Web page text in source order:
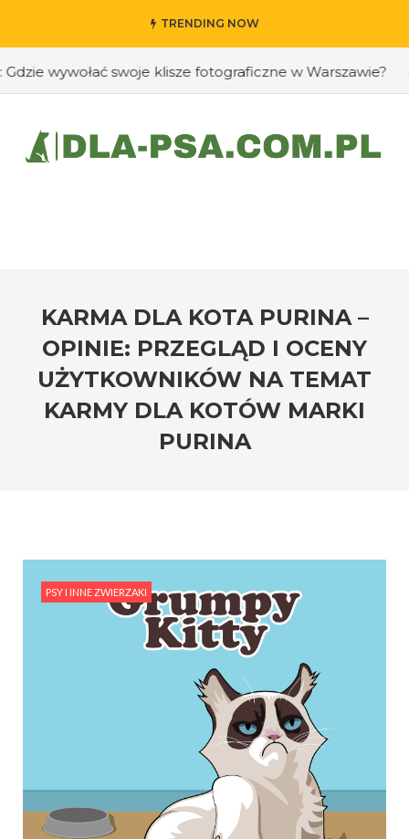
TRENDING NOW
wywołać swoje klisze fotograficzne w Warszawie?
KARMA DLA KOTA PURINA –
OPINIE: PRZEGLĄD I OCENY
UŻYTKOWNIKÓW NA TEMAT
KARMY DLA KOTÓW MARKI
PURINA
PSY I INNE ZWIERZAKI